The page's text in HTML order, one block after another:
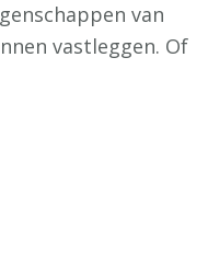
van
vastleggen. Of